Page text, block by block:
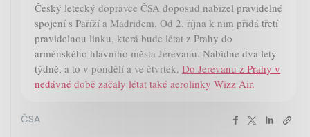
Český letecký dopravce ČSA doposud nabízel pravidelné
spojení s Paříží a Madridem. Od 2. října k nim přidá třetí
pravidelnou linku, která bude létat z Prahy do
arménského hlavního města Jerevanu. Nabídne dva lety
týdně, a to v pondělí a ve čtvrtek. Do Jerevanu z Prahy v
nedávné době začaly létat také aerolinky Wizz Air.
ČSA